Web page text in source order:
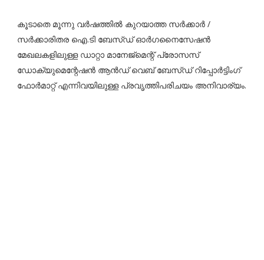
കൂടാതെ മൂന്നു വർഷത്തിൽ കുറയാത്ത സർക്കാർ /
സർക്കാരിതര ഐ.ടി ബേസ്ഡ് ഓർഗനൈസേഷൻ
മേഖലകളിലുള്ള ഡാറ്റാ മാനേജ്മെന്റ് പ്രോസസ്
ഡോക്യുമെന്റേഷൻ ആൻഡ് വെബ് ബേസ്‌ഡ് റിപ്പോർട്ടിംഗ്
ഫോർമാറ്റ് എന്നിവയിലുള്ള പ്രവൃത്തിപരിചയം അനിവാര്യം.